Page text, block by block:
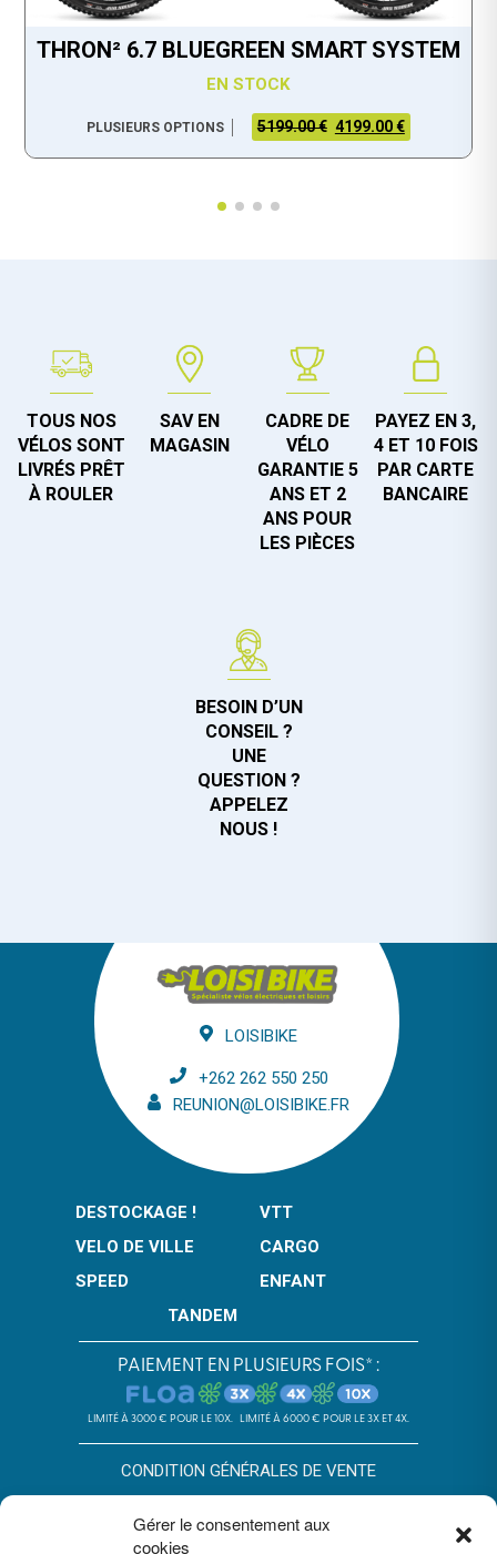
Gérer le consentement aux
cookies
THRON² 6.7 BLUEGREEN SMART SYSTEM
EN STOCK
PLUSIEURS OPTIONS 5199.00 € 4199.00 €
TOUS NOS
VÉLOS SONT
LIVRÉS PRÊT
À ROULER
SAV EN
MAGASIN
CADRE DE
VÉLO
GARANTIE 5
ANS ET 2
ANS POUR
LES PIÈCES
PAYEZ EN 3,
4 ET 10 FOIS
PAR CARTE
BANCAIRE
BESOIN D’UN
CONSEIL ?
UNE
QUESTION ?
APPELEZ
NOUS !
LOISIBIKE
+262 262 550 250
REUNION@LOISIBIKE.FR
DESTOCKAGE !
VTT
VELO DE VILLE
CARGO
SPEED
ENFANT
TANDEM
PAIEMENT EN PLUSIEURS FOIS* :
LIMITÉ À 3000 € POUR LE 10X. LIMITÉ À 6000 € POUR LE 3X ET 4X.
CONDITION GÉNÉRALES DE VENTE